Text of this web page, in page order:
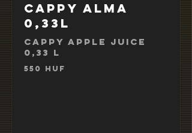
Cappy alma
0,33l
Cappy Apple Juice
0,33 l
550 HUF